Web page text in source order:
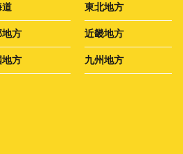
道 東北地方
地方 近畿地方
地方 九州地方